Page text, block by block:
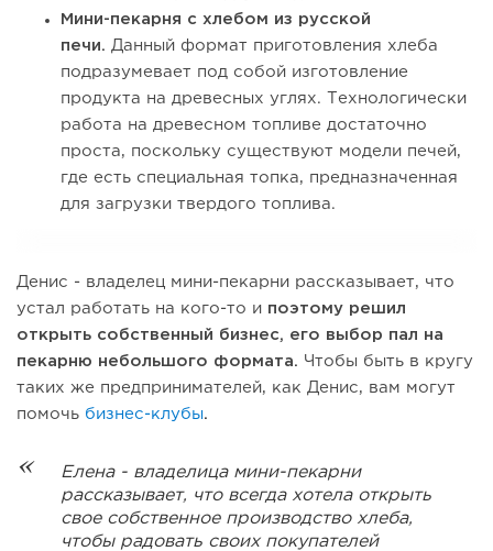
Мини-пекарня с хлебом из русской
печи. Данный формат приготовления хлеба
подразумевает под собой изготовление
продукта на древесных углях. Технологически
работа на древесном топливе достаточно
проста, поскольку существуют модели печей,
где есть специальная топка, предназначенная
для загрузки твердого топлива.
Денис - владелец мини-пекарни рассказывает, что
устал работать на кого-то и поэтому решил
открыть собственный бизнес, его выбор пал на
пекарню небольшого формата. Чтобы быть в кругу
таких же предпринимателей, как Денис, вам могут
помочь бизнес-клубы.
Елена - владелица мини-пекарни
рассказывает, что всегда хотела открыть
свое собственное производство хлеба,
чтобы радовать своих покупателей